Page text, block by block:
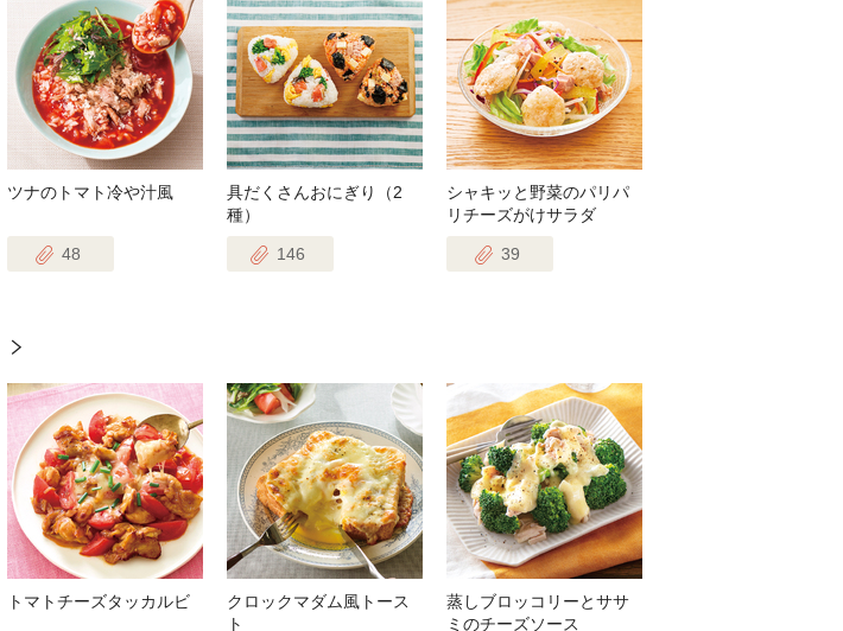
ツナのトマト冷や汁風
48
具だくさんおにぎり（2
種）
146
シャキッと野菜のパリパ
リチーズがけサラダ
39
トマトチーズタッカルビ
クロックマダム風トース
ト
蒸しブロッコリーとササ
ミのチーズソース